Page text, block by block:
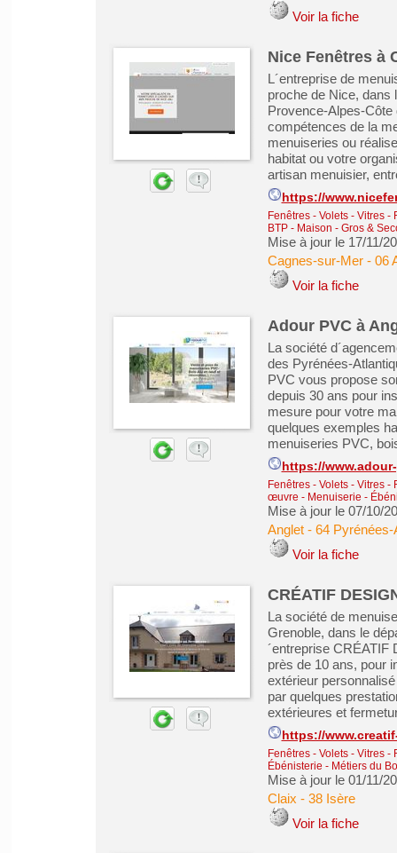
Voir la fiche
Nice Fenêtres à
L´entreprise de
proche de Nice, dans
Provence-Alpes-Côte
compétences de la
menuiseries ou
habitat ou votre
artisan menuisier,
https://
Fenêtres - Volets - Vitres -
BTP - Maison - Gros &
Mise à jour le 17/11/
Cagnes-sur-Mer- 06
Voir la fiche
Adour PVC à
La société
des Pyrénées-
PVC vous propose
depuis 30 ans pour
mesure pour votre
quelques exemples
menuiseries PVC,
https://
Fenêtres - Volets - Vitres -
œuvre - Menuiserie -
Mise à jour le 07/10/
Anglet- 64 Pyrénées-
Voir la fiche
CRÉATIF
La société de
Grenoble, dans le
´entreprise CRÉATIF
près de 10 ans, pour
extérieur
par quelques
extérieures et
https://
Fenêtres - Volets - Vitres -
Ébénisterie - Métiers du
Mise à jour le 01/11/
Claix - 38 Isère
Voir la fiche